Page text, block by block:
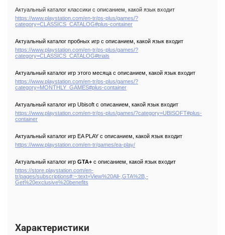
Актуальный каталог классики с описанием, какой язык входит
https://www.playstation.com/en-tr/ps-plus/games/?
category=CLASSICS_CATALOG#plus-container
Актуальный каталог пробных игр с описанием, какой язык входит
https://www.playstation.com/en-tr/ps-plus/games/?
category=CLASSICS_CATALOG#trials
Актуальный каталог игр этого месяца с описанием, какой язык входит
https://www.playstation.com/en-tr/ps-plus/games/?
category=MONTHLY_GAMES#plus-container
Актуальный каталог игр Ubisoft с описанием, какой язык входит
https://www.playstation.com/en-tr/ps-plus/games/?category=UBISOFT#plus-
container
Актуальный каталог игр EA PLAY с описанием, какой язык входит
https://www.playstation.com/en-tr/games/ea-play/
Актуальный каталог игр GTA+ с описанием, какой язык входит
https://store.playstation.com/en-
tr/pages/subscriptions#:~:text=View%20All-,GTA%2B,-
Get%20exclusive%20benefits
Характеристики